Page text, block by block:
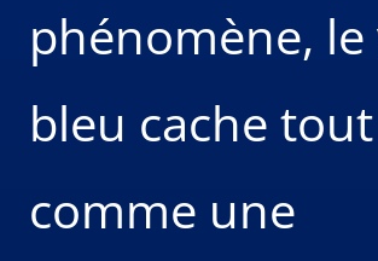
phénomène, le
bleu cache tout
comme une